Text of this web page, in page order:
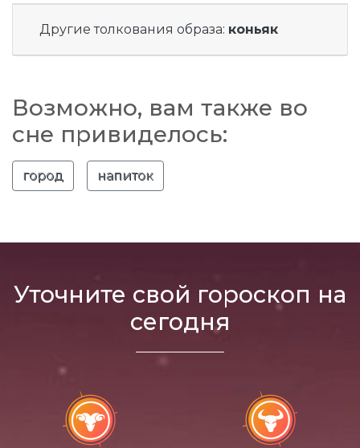
Другие толкования образа: коньяк
Возможно, вам также во
сне привиделось:
город напиток
Уточните свой гороскоп на
сегодня